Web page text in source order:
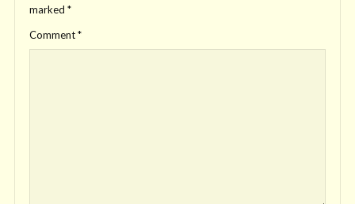
marked *
Comment*